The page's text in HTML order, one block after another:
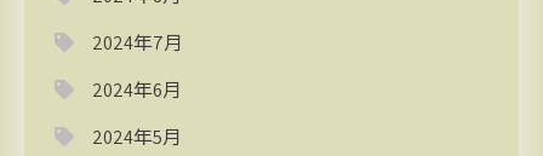
2024年7月
2024年6月
2024年5月